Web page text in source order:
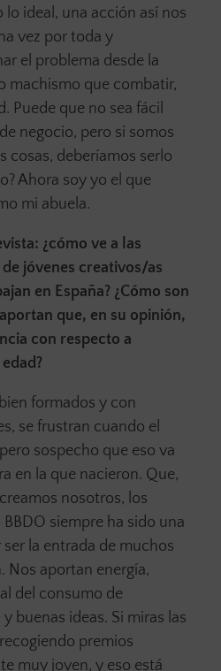
ideal, una acción así nos
vez por toda y
el problema desde la
machismo que combatir,
Puede que no sea fácil
negocio, pero si somos
cosas, deberíamos serlo
Ahora soy yo el que
mi abuela.
¿cómo ve a las
jóvenes creativos/as
en España? ¿Cómo son
que, en su opinión,
con respecto a
formados y con
se frustran cuando el
sospecho que eso va
en la que nacieron. Que,
nosotros, los
siempre ha sido una
la entrada de muchos
Nos aportan energía,
del consumo de
buenas ideas. Si miras las
premios
muy joven, y eso está